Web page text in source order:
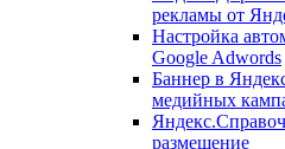
рекламы от
Настройка
Google Adwords
Баннер в
медийных
размещение